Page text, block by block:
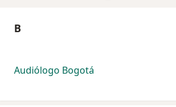
B
Audiólogo Bogotá